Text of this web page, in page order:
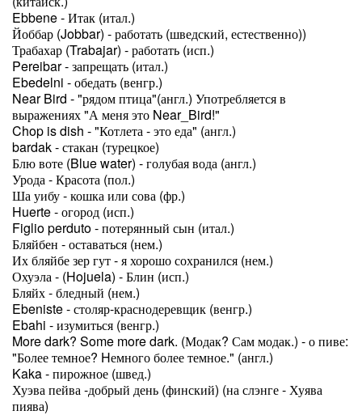
Ebbene - Итак (итал.)
Йоббар (Jobbar) - работать (шведский, естественно))
Трабахар (Trabajar) - работать (исп.)
Pereibar - запрещать (итал.)
Ebedelni - обедать (венгр.)
Near Bird - "рядом птица"(англ.) Употребляется в
выражениях "А меня это Near_Bird!"
Chop is dish - "Котлета - это еда" (англ.)
bardak - стакан (турецкое)
Блю воте (Blue water) - голубая вода (англ.)
Урода - Красота (пол.)
Ша уибу - кошка или сова (фр.)
Huerte - огород (исп.)
Figlio perduto - потерянный сын (итал.)
Бляйбен - оставаться (нем.)
Их бляйбе зер гут - я хорошо сохранился (нем.)
Охуэла - (Hojuela) - Блин (исп.)
Бляйх - бледный (нем.)
Ebeniste - столяр-краснодеревщик (венгр.)
Ebahi - изумиться (венгр.)
More dark? Some more dark. (Модак? Сам модак.) - о пиве:
"Более темное? Hемного более темное." (англ.)
Kaka - пирожное (швед.)
Хуэва пейва -добрый день (финский) (на слэнге - Хуява
пиява)